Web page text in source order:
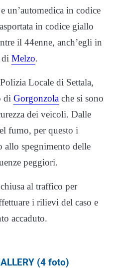
un’automedica in codice
in codice giallo
il 44enne, anch’egli in
di Melzo.
Locale di Settala,
di Gorgonzola che si sono
dei veicoli. Dalle
fumo, per questo i
allo spegnimento delle
peggiori.
al traffico per
i rilievi del caso e
accaduto.
(4 foto)